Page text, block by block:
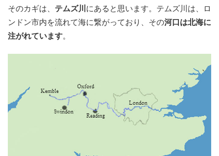
そのカギは、 テムズ川 にあると思います。テムズ川は、ロ
ンドン市内を流れて海に繋がっており、その河口は北海に
注がれています。